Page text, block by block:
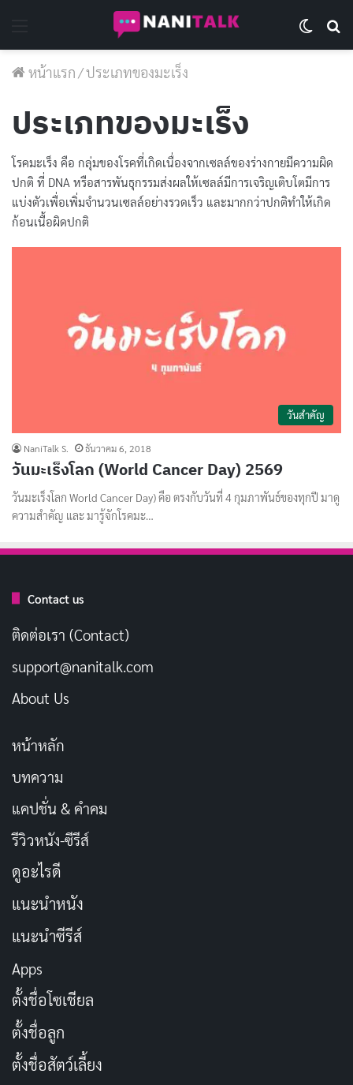
หน้าแรก/ประเภทของมะเร็ง
ประเภทของมะเร็ง
โรคมะเร็ง คือ กลุ่มของโรคที่เกิดเนื่องจากเซลล์ของร่างกายมีความผิด
ปกติ ที่ DNA หรือสารพันธุกรรมส่งผลให้เซลล์มีการเจริญเติบโตมีการ
แบ่งตัวเพื่อเพิ่มจำนวนเซลล์อย่างรวดเร็ว และมากกว่าปกติทำให้เกิด
ก้อนเนื้อผิดปกติ
วันสำคัญ
NaniTalk S. ธันวาคม 6, 2018
วันมะเร็งโลก (World Cancer Day) 2569
วันมะเร็งโลก World Cancer Day) คือ ตรงกับวันที่ 4 กุมภาพันธ์ของทุกปี มาดู
ความสำคัญ และ มารู้จักโรคมะ…
Contact us
ติดต่อเรา (Contact)
support@nanitalk.com
About Us
หน้าหลัก
บทความ
แคปชั่น & คำคม
รีวิวหนัง-ซีรีส์
ดูอะไรดี
แนะนำหนัง
แนะนำซีรีส์
Apps
ตั้งชื่อโซเชียล
ตั้งชื่อลูก
ตั้งชื่อสัตว์เลี้ยง